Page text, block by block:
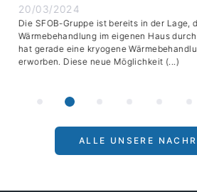
Gruppe ist bereits in der Lage, die
im eigenen Haus durchzuführen
eine kryogene Wärmebehandlungsanlage
Diese neue Möglichkeit (...)
ALLE UNSERE